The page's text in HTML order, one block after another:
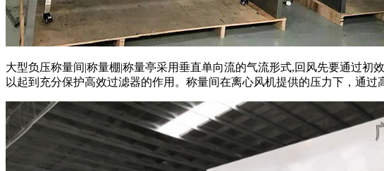
大型负压称量间|称量棚|称量亭采用垂直单向流的气流形式,回风先要通过初
以起到充分保护高效过滤器的作用。称量间在离心风机提供的压力下，通过